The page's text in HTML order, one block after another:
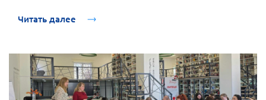
Читать далее